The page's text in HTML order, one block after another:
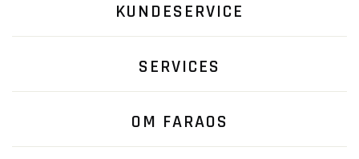
KUNDESERVICE
SERVICES
OM FARAOS